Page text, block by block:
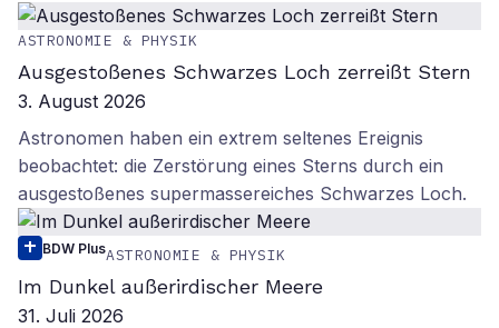
ASTRONOMIE & PHYSIK
Ausgestoßenes Schwarzes Loch zerreißt Stern
3. August 2026
Astronomen haben ein extrem seltenes Ereignis
beobachtet: die Zerstörung eines Sterns durch ein
ausgestoßenes supermassereiches Schwarzes Loch.
BDW PlusASTRONOMIE & PHYSIK
Im Dunkel außerirdischer Meere
31. Juli 2026